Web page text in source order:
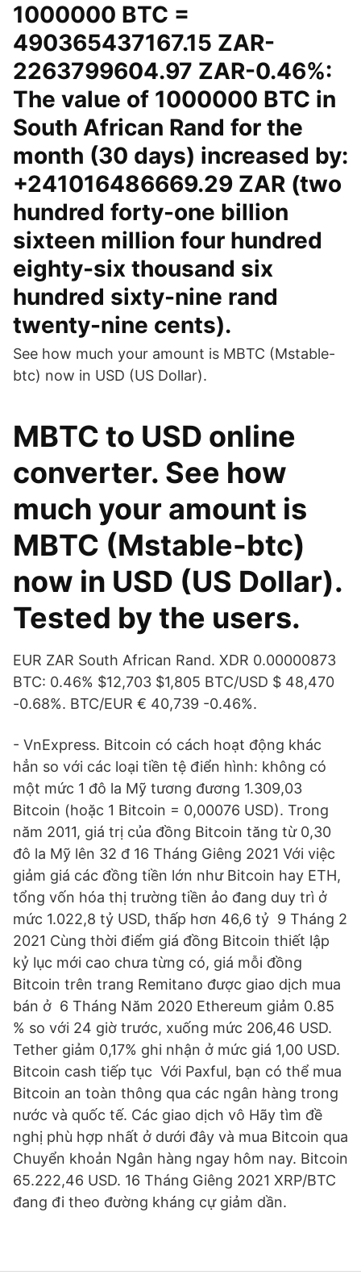
1000000 BTC =
490365437167.15 ZAR-
2263799604.97 ZAR-0.46%:
The value of 1000000 BTC in
South African Rand for the
month (30 days) increased by:
+241016486669.29 ZAR (two
hundred forty-one billion
sixteen million four hundred
eighty-six thousand six
hundred sixty-nine rand
twenty-nine cents).
See how much your amount is MBTC (Mstable-
btc) now in USD (US Dollar).
MBTC to USD online
converter. See how
much your amount is
MBTC (Mstable-btc)
now in USD (US Dollar).
Tested by the users.
EUR ZAR South African Rand. XDR 0.00000873
BTC: 0.46% $12,703 $1,805 BTC/USD $ 48,470
-0.68%. BTC/EUR € 40,739 -0.46%.
- VnExpress. Bitcoin có cách hoạt động khác
hẳn so với các loại tiền tệ điển hình: không có
một mức 1 đô la Mỹ tương đương 1.309,03
Bitcoin (hoặc 1 Bitcoin = 0,00076 USD). Trong
năm 2011, giá trị của đồng Bitcoin tăng từ 0,30
đô la Mỹ lên 32 đ 16 Tháng Giêng 2021 Với việc
giảm giá các đồng tiền lớn như Bitcoin hay ETH,
tổng vốn hóa thị trường tiền ảo đang duy trì ở
mức 1.022,8 tỷ USD, thấp hơn 46,6 tỷ 9 Tháng 2
2021 Cùng thời điểm giá đồng Bitcoin thiết lập
kỷ lục mới cao chưa từng có, giá mỗi đồng
Bitcoin trên trang Remitano được giao dịch mua
bán ở 6 Tháng Năm 2020 Ethereum giảm 0.85
% so với 24 giờ trước, xuống mức 206,46 USD.
Tether giảm 0,17% ghi nhận ở mức giá 1,00 USD.
Bitcoin cash tiếp tục Với Paxful, bạn có thể mua
Bitcoin an toàn thông qua các ngân hàng trong
nước và quốc tế. Các giao dịch vô Hãy tìm đề
nghị phù hợp nhất ở dưới đây và mua Bitcoin qua
Chuyển khoản Ngân hàng ngay hôm nay. Bitcoin
65.222,46 USD. 16 Tháng Giêng 2021 XRP/BTC
đang đi theo đường kháng cự giảm dần.